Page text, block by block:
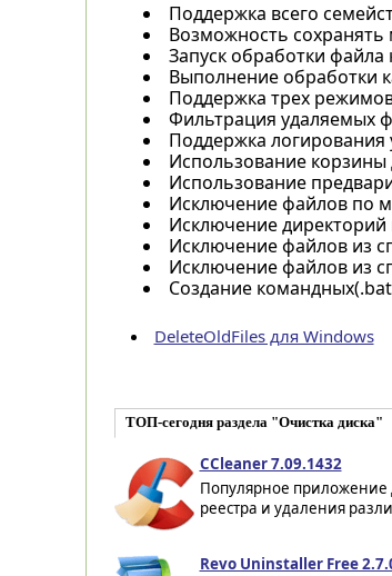
Поддержка всего
Возможность
Запуск обработки
Выполнение обработки
Поддержка трех
Фильтрация удаляемых
Поддержка
Использование корзины
Использование
Исключение файлов по
Исключение директорий
Исключение файлов из
Исключение файлов из
Создание
DeleteOldFiles для Windows
ТОП-сегодня раздела "Очистка диска"
CCleaner 7.09.1432
Популярное приложение
реестра и удаления
Revo Uninstaller Free